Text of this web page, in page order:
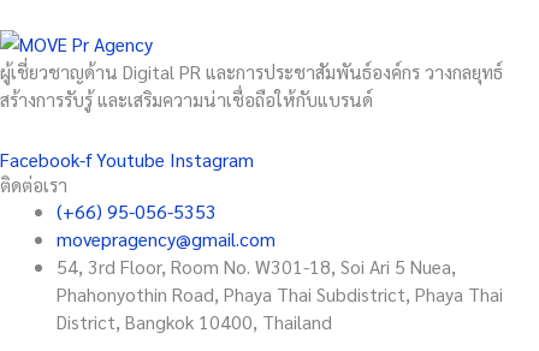
ผู้เชี่ยวชาญด้าน Digital PR และการประชาสัมพันธ์องค์กร วางกลยุทธ์
สร้างการรับรู้ และเสริมความน่าเชื่อถือให้กับแบรนด์
Facebook-fYoutube Instagram
ติดต่อเรา
(+66) 95-056-5353
movepragency@gmail.com
54, 3rd Floor, Room No. W301-18, Soi Ari 5 Nuea,
Phahonyothin Road, Phaya Thai Subdistrict, Phaya Thai
District, Bangkok 10400, Thailand